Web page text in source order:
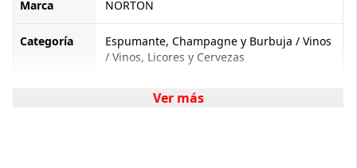
Marca NORTON
Categoría
Espumante, Champagne y Burbuja / Vinos
/ Vinos, Licores y Cervezas
Ver más